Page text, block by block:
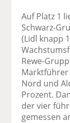
Auf Platz 1
Schwarz-
(Lidl knapp
Rewe-
Marktführer
Nord und
Prozent.
der vier
gemessen